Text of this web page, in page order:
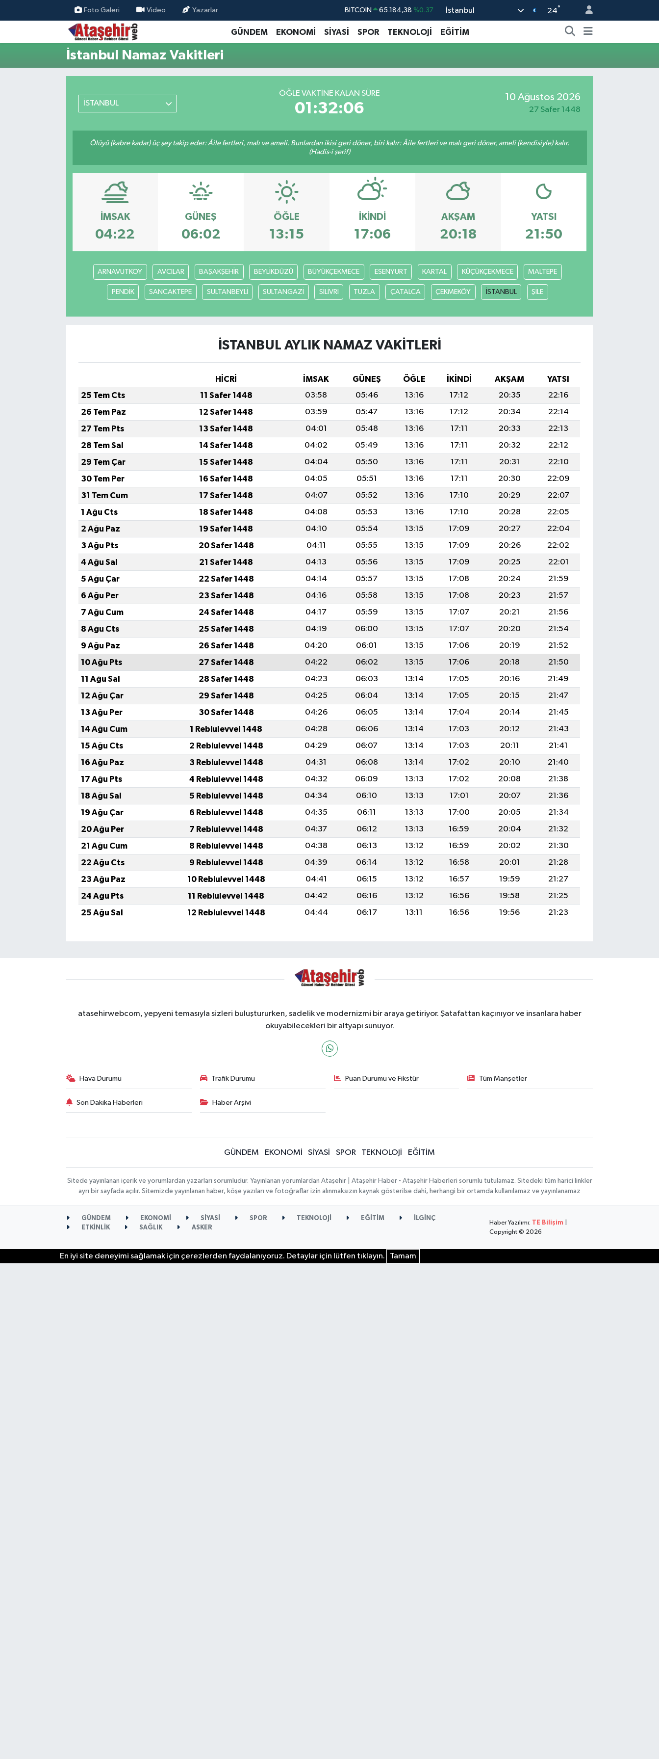
Foto Galeri Video Yazarlar BITCOIN 65.184,38 %0.37
DOLAR 47,7370 %-0.01
EURO 55,2510 %0.32
İstanbul 24°
GÜNDEM EKONOMİ SİYASİ SPOR TEKNOLOJİ EĞİTİM
İstanbul Namaz Vakitleri
İSTANBUL
ÖĞLE VAKTINE KALAN SÜRE
01:32:05
10 Ağustos 2026
27 Safer 1448
Ölüyü (kabre kadar) üç şey takip eder: Âile fertleri, malı ve ameli. Bunlardan ikisi geri döner, biri kalır: Âile fertleri ve malı geri döner, ameli (kendisiyle) kalır.
(Hadis-i şerif)
İMSAK
04:22
GÜNEŞ
06:02
ÖĞLE
13:15
İKINDI
17:06
AKŞAM
20:18
YATSI
21:50
ARNAVUTKOY AVCILAR BAŞAKŞEHİR BEYLİKDÜZÜ BÜYÜKÇEKMECE ESENYURT KARTAL KÜÇÜKÇEKMECE MALTEPE
PENDİK SANCAKTEPE SULTANBEYLİ SULTANGAZİ SİLİVRİ TUZLA ÇATALCA ÇEKMEKÖY İSTANBUL ŞİLE
İSTANBUL AYLIK NAMAZ VAKITLERI
HİCRİ İMSAK GÜNEŞ ÖĞLE İKINDI AKŞAM
YATSI
25 Tem Cts
11 Safer 1448 03:58 05:46 13:16 17:12 20:35
22:16
26 Tem Paz
12 Safer 1448 03:59 05:47 13:16 17:12 20:34
22:14
27 Tem Pts
13 Safer 1448 04:01 05:48 13:16 17:11 20:33
22:13
28 Tem Sal
14 Safer 1448 04:02 05:49 13:16 17:11 20:32
22:12
29 Tem Çar
15 Safer 1448 04:04 05:50 13:16 17:11 20:31
22:10
30 Tem Per
16 Safer 1448 04:05 05:51 13:16 17:11 20:30
22:09
31 Tem Cum
17 Safer 1448 04:07 05:52 13:16 17:10 20:29
22:07
1 Ağu Cts
18 Safer 1448 04:08 05:53 13:16 17:10 20:28
22:05
2 Ağu Paz
19 Safer 1448 04:10 05:54 13:15 17:09 20:27
22:04
3 Ağu Pts
20 Safer 1448 04:11 05:55 13:15 17:09 20:26
22:02
4 Ağu Sal
21 Safer 1448 04:13 05:56 13:15 17:09 20:25
22:01
5 Ağu Çar
22 Safer 1448 04:14 05:57 13:15 17:08 20:24
21:59
6 Ağu Per
23 Safer 1448 04:16 05:58 13:15 17:08 20:23
21:57
7 Ağu Cum
24 Safer 1448 04:17 05:59 13:15 17:07 20:21
21:56
8 Ağu Cts
25 Safer 1448 04:19 06:00 13:15 17:07 20:20
21:54
9 Ağu Paz
26 Safer 1448 04:20 06:01 13:15 17:06 20:19
21:52
10 Ağu Pts
27 Safer 1448 04:22 06:02 13:15 17:06 20:18
21:50
11 Ağu Sal
28 Safer 1448 04:23 06:03 13:14 17:05 20:16
21:49
12 Ağu Çar
29 Safer 1448 04:25 06:04 13:14 17:05 20:15
21:47
13 Ağu Per
30 Safer 1448 04:26 06:05 13:14 17:04 20:14
21:45
14 Ağu Cum
1 Rebiulevvel 1448 04:28 06:06 13:14 17:03 20:12
21:43
15 Ağu Cts
2 Rebiulevvel 1448 04:29 06:07 13:14 17:03 20:11
21:41
16 Ağu Paz
3 Rebiulevvel 1448 04:31 06:08 13:14 17:02 20:10
21:40
17 Ağu Pts
4 Rebiulevvel 1448 04:32 06:09 13:13 17:02 20:08
21:38
18 Ağu Sal
5 Rebiulevvel 1448 04:34 06:10 13:13 17:01 20:07
21:36
19 Ağu Çar
6 Rebiulevvel 1448 04:35 06:11 13:13 17:00 20:05
21:34
20 Ağu Per
7 Rebiulevvel 1448 04:37 06:12 13:13 16:59 20:04
21:32
21 Ağu Cum
8 Rebiulevvel 1448 04:38 06:13 13:12 16:59 20:02
21:30
22 Ağu Cts
9 Rebiulevvel 1448 04:39 06:14 13:12 16:58 20:01
21:28
23 Ağu Paz
10 Rebiulevvel 1448 04:41 06:15 13:12 16:57 19:59
21:27
24 Ağu Pts
11 Rebiulevvel 1448 04:42 06:16 13:12 16:56 19:58
21:25
25 Ağu Sal
12 Rebiulevvel 1448 04:44 06:17 13:11 16:56 19:56 21:23
atasehirwebcom, yepyeni temasıyla sizleri buluştururken, sadelik ve modernizmi bir araya getiriyor. Şatafattan kaçınıyor ve insanlara haber
okuyabilecekleri bir altyapı sunuyor.
Hava Durumu Trafik Durumu Puan Durumu ve Fikstür Tüm Manşetler
Son Dakika Haberleri Haber Arşivi
GÜNDEM EKONOMİ SİYASİ SPOR TEKNOLOJİ EĞİTİM
Sitede yayınlanan içerik ve yorumlardan yazarları sorumludur. Yayınlanan yorumlardan Ataşehir | Ataşehir Haber - Ataşehir Haberleri sorumlu tutulamaz. Sitedeki tüm harici linkler
ayrı bir sayfada açılır. Sitemizde yayınlanan haber, köşe yazıları ve fotoğraflar izin alınmaksızın kaynak gösterilse dahi, herhangi bir ortamda kullanılamaz ve yayınlanamaz
GÜNDEM EKONOMİ SİYASİ SPOR TEKNOLOJİ EĞİTİM
İLGİNÇ
ETKİNLİK
SAĞLIK ASKER
Haber Yazılımı: TE Bilişim
Copyright © 2026
En iyi site deneyimi sağlamak için çerezlerden faydalanıyoruz. Detaylar için lütfen tıklayın. Tamam
Hava Durumu
Trafik Durumu
Tüm Manşetler
Son Dakika Haberleri